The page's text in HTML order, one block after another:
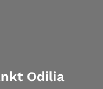
Odilia